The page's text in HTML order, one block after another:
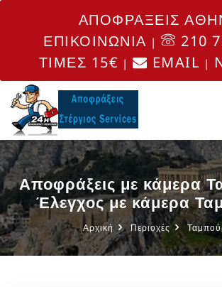
ΑΠΟΦΡΑΞΕΙΣ
ΕΠΙΚΟΙΝΩΝΙΑ |
210
ΤΙΜΕΣ 15€ | EMAIL |
Αποφράξεις με κάμερα
Έλεγχος με κάμερα
Αρχική Περιοχές